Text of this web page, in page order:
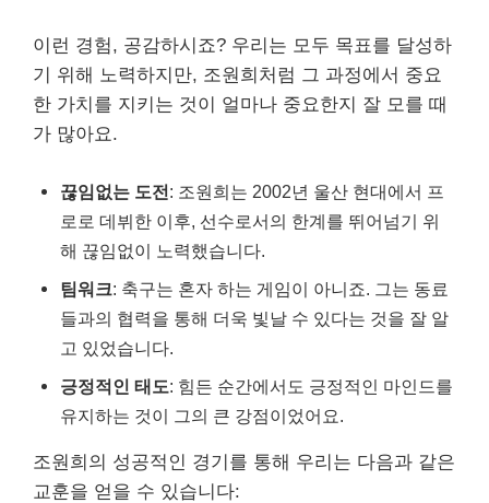
이런 경험, 공감하시죠? 우리는 모두 목표를 달성하
기 위해 노력하지만, 조원희처럼 그 과정에서 중요
한 가치를 지키는 것이 얼마나 중요한지 잘 모를 때
가 많아요.
끊임없는 도전: 조원희는 2002년 울산 현대에서 프
로로 데뷔한 이후, 선수로서의 한계를 뛰어넘기 위
해 끊임없이 노력했습니다.
팀워크: 축구는 혼자 하는 게임이 아니죠. 그는 동료
들과의 협력을 통해 더욱 빛날 수 있다는 것을 잘 알
고 있었습니다.
긍정적인 태도: 힘든 순간에서도 긍정적인 마인드를
유지하는 것이 그의 큰 강점이었어요.
조원희의 성공적인 경기를 통해 우리는 다음과 같은
교훈을 얻을 수 있습니다: